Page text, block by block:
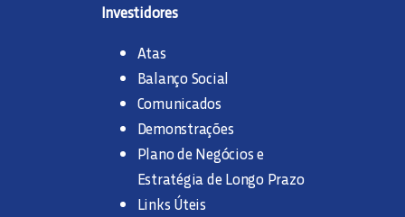
Investidores
Atas
Balanço Social
Comunicados
Demonstrações
Plano de Negócios e
Estratégia de Longo Prazo
Links Úteis